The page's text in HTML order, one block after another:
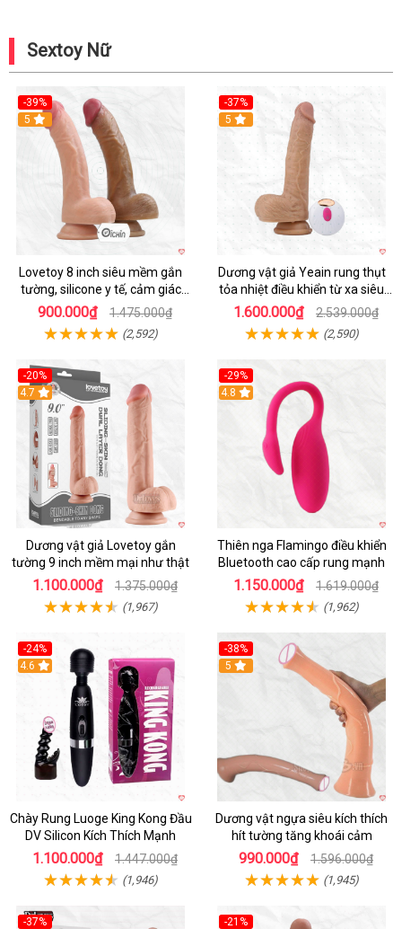
Sextoy Nữ
-39%
Hot
5
Lovetoy 8 inch siêu mềm gắn
tường, silicone y tế, cảm giác
thật
900.000₫ 1.475.000₫
(2,592)
-37%
5
Dương vật giả Yeain rung thụt
tỏa nhiệt điều khiển từ xa siêu
HOT
1.600.000₫ 2.539.000₫
(2,590)
-20%
Hot
4.7
Dương vật giả Lovetoy gắn
tường 9 inch mềm mại như thật
1.100.000₫ 1.375.000₫
(1,967)
-29%
Hot
4.8
Thiên nga Flamingo điều khiển
Bluetooth cao cấp rung mạnh
1.150.000₫ 1.619.000₫
(1,962)
-24%
4.6
Chày Rung Luoge King Kong Đầu
DV Silicon Kích Thích Mạnh
1.100.000₫ 1.447.000₫
(1,946)
-38%
Hot
5
Dương vật ngựa siêu kích thích
hít tường tăng khoái cảm
990.000₫ 1.596.000₫
(1,945)
-37%
-21%